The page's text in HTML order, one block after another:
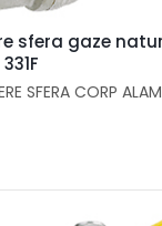
sfera gaze
SFERA CORP